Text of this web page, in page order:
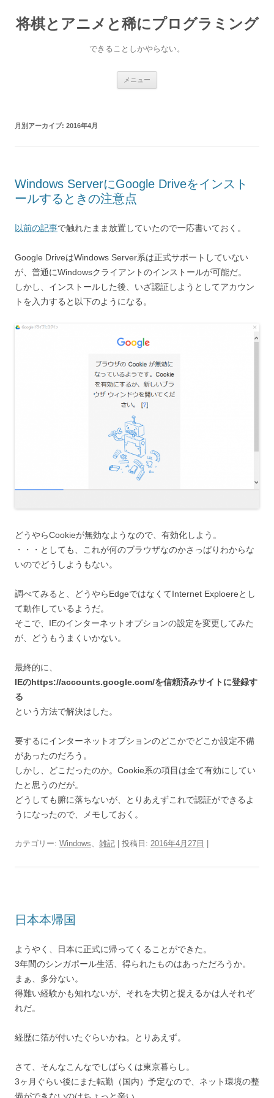
テ
ン
将棋とアニメと稀にプログラミング
できることしかやらない。
メニュー
月別アーカイブ: 2016年4月
Windows ServerにGoogle Driveをインスト
ールするときの注意点
以前の記事で触れたまま放置していたので一応書いておく。
Google DriveはWindows Server系は正式サポートしていない
が、普通にWindowsクライアントのインストールが可能だ。
しかし、インストールした後、いざ認証しようとしてアカウン
トを入力すると以下のようになる。
どうやらCookieが無効なようなので、有効化しよう。
・・・としても、これが何のブラウザなのかさっぱりわからな
いのでどうしようもない。
調べてみると、どうやらEdgeではなくてInternet Exploereとし
て動作しているようだ。
そこで、IEのインターネットオプションの設定を変更してみた
が、どうもうまくいかない。
最終的に、
IEのhttps://accounts.google.com/を信頼済みサイトに登録す
る
という方法で解決はした。
要するにインターネットオプションのどこかでどこか設定不備
があったのだろう。
しかし、どこだったのか。Cookie系の項目は全て有効にしてい
たと思うのだが。
どうしても腑に落ちないが、とりあえずこれで認証ができるよ
うになったので、メモしておく。
カテゴリー: Windows 雑記 | 投稿日: 2016年4月27日
日本本帰国
ようやく、日本に正式に帰ってくることができた。
3年間のシンガポール生活、得られたものはあっただろうか。
まぁ、多分ない。
得難い経験かも知れないが、それを大切と捉えるかは人それぞ
れだ。
経歴に箔が付いたぐらいかね。とりあえず。
さて、そんなこんなでしばらくは東京暮らし。
3ヶ月ぐらい後にまた転勤（国内）予定なので、ネット環境の整